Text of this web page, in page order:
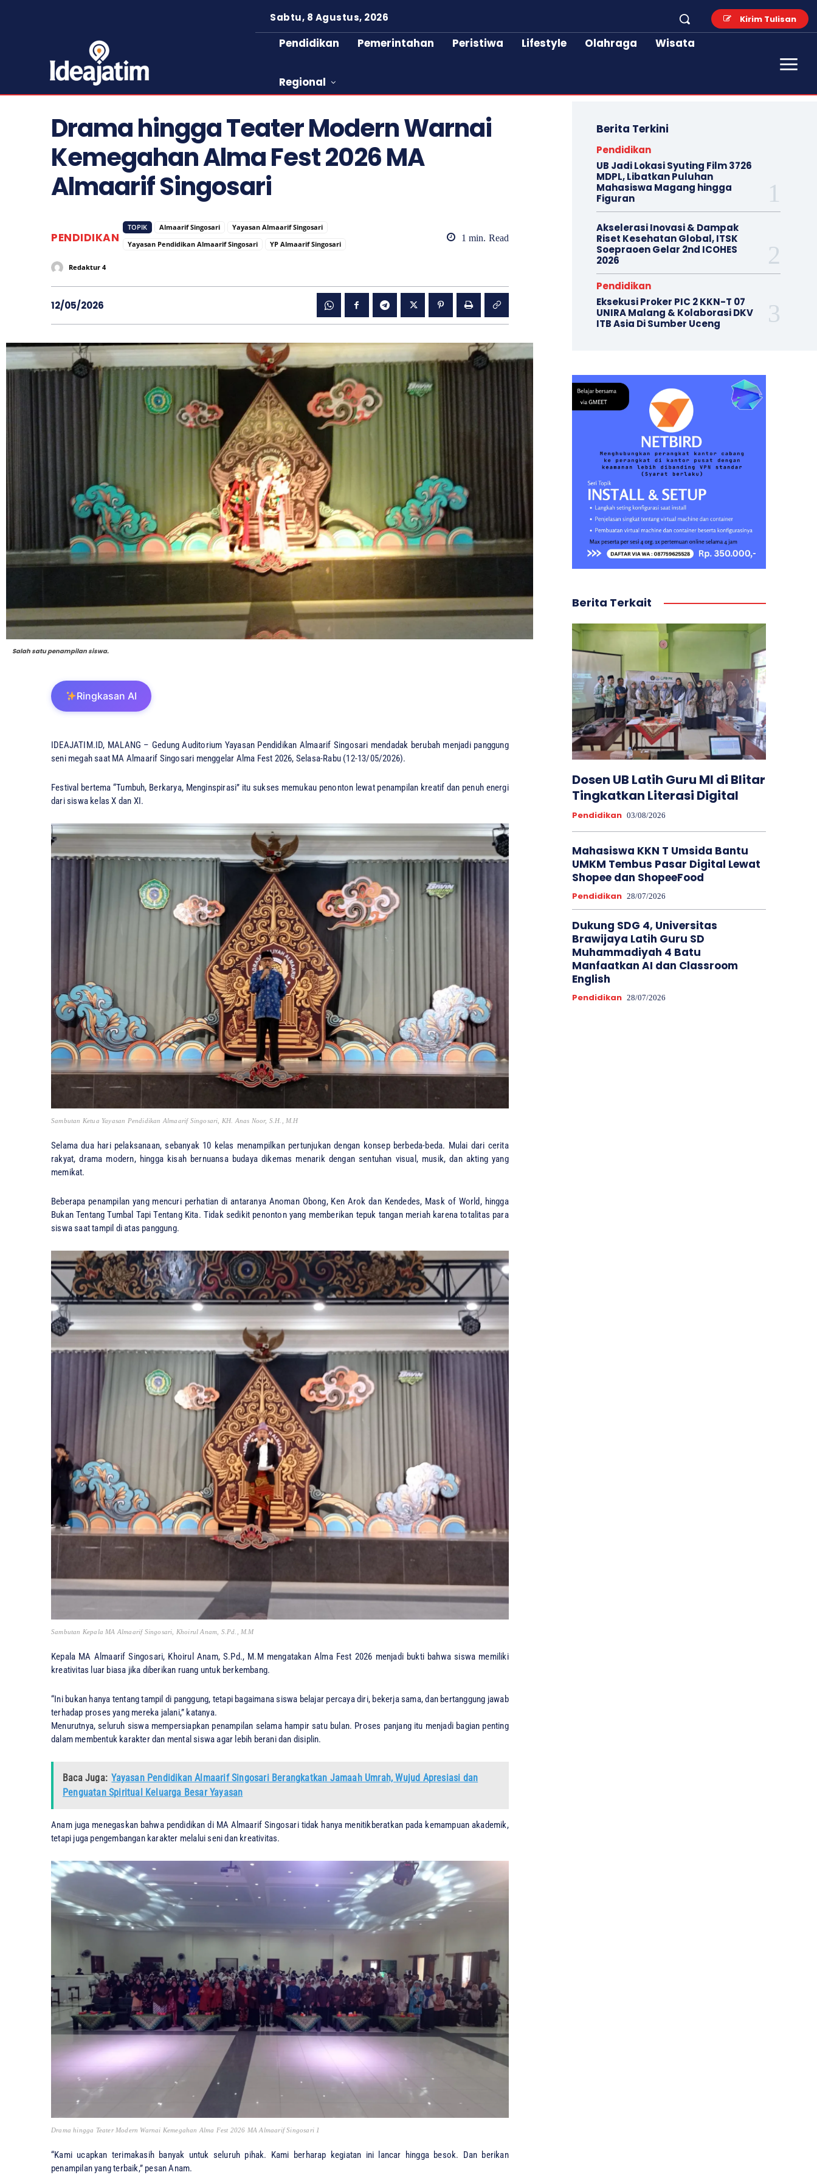
Kirim Tulisan
Sabtu, 8 Agustus, 2026
Pendidikan Pemerintahan Peristiwa Lifestyle Olahraga Wisata
Regional
Drama hingga Teater Modern Warnai
Kemegahan Alma Fest 2026 MA
Almaarif Singosari
PENDIDIKAN
TOPIK Almaarif Singosari
Yayasan Almaarif Singosari
Yayasan Pendidikan Almaarif Singosari
YP Almaarif Singosari
1 min. Read
Redaktur 4
12/05/2026
Salah satu penampilan siswa.
Ringkasan AI
IDEAJATIM.ID, MALANG – Gedung Auditorium Yayasan Pendidikan Almaarif Singosari mendadak berubah menjadi panggung
seni megah saat MA Almaarif Singosari menggelar Alma Fest 2026, Selasa-Rabu (12-13/05/2026).
Festival bertema “Tumbuh, Berkarya, Menginspirasi” itu sukses memukau penonton lewat penampilan kreatif dan penuh energi
dari siswa kelas X dan XI.
Sambutan Ketua Yayasan Pendidikan Almaarif Singosari, KH. Anas Noor, S.H., M.H
Selama dua hari pelaksanaan, sebanyak 10 kelas menampilkan pertunjukan dengan konsep berbeda-beda. Mulai dari cerita
rakyat, drama modern, hingga kisah bernuansa budaya dikemas menarik dengan sentuhan visual, musik, dan akting yang
memikat.
Beberapa penampilan yang mencuri perhatian di antaranya Anoman Obong, Ken Arok dan Kendedes, Mask of World, hingga
Bukan Tentang Tumbal Tapi Tentang Kita. Tidak sedikit penonton yang memberikan tepuk tangan meriah karena totalitas para
siswa saat tampil di atas panggung.
Sambutan Kepala MA Almaarif Singosari, Khoirul Anam, S.Pd., M.M
Kepala MA Almaarif Singosari, Khoirul Anam, S.Pd., M.M mengatakan Alma Fest 2026 menjadi bukti bahwa siswa memiliki
kreativitas luar biasa jika diberikan ruang untuk berkembang.
“Ini bukan hanya tentang tampil di panggung, tetapi bagaimana siswa belajar percaya diri, bekerja sama, dan bertanggung jawab
terhadap proses yang mereka jalani,” katanya.
Menurutnya, seluruh siswa mempersiapkan penampilan selama hampir satu bulan. Proses panjang itu menjadi bagian penting
dalam membentuk karakter dan mental siswa agar lebih berani dan disiplin.
Baca Juga: Yayasan Pendidikan Almaarif Singosari Berangkatkan Jamaah Umrah, Wujud Apresiasi dan
Penguatan Spiritual Keluarga Besar Yayasan
Anam juga menegaskan bahwa pendidikan di MA Almaarif Singosari tidak hanya menitikberatkan pada kemampuan akademik,
tetapi juga pengembangan karakter melalui seni dan kreativitas.
Drama hingga Teater Modern Warnai Kemegahan Alma Fest 2026 MA Almaarif Singosari 1
“Kami ucapkan terimakasih banyak untuk seluruh pihak. Kami berharap kegiatan ini lancar hingga besok. Dan berikan
penampilan yang terbaik,” pesan Anam.
Berita Terkini
Pendidikan
UB Jadi Lokasi Syuting Film 3726
MDPL, Libatkan Puluhan
Mahasiswa Magang hingga
Figuran
Akselerasi Inovasi & Dampak
Riset Kesehatan Global, ITSK
Soepraoen Gelar 2nd ICOHES
2026
Pendidikan
Eksekusi Proker PIC 2 KKN-T 07
UNIRA Malang & Kolaborasi DKV
ITB Asia Di Sumber Uceng
Berita Terkait
Dosen UB Latih Guru MI di Blitar
Tingkatkan Literasi Digital
Pendidikan 03/08/2026
Mahasiswa KKN T Umsida Bantu
UMKM Tembus Pasar Digital Lewat
Shopee dan ShopeeFood
Pendidikan 28/07/2026
Dukung SDG 4, Universitas
Brawijaya Latih Guru SD
Muhammadiyah 4 Batu
Manfaatkan AI dan Classroom
English
Pendidikan 28/07/2026